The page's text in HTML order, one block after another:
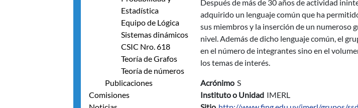
Estadística
Equipo de Lógica
Sistemas dinámicos
CSIC Nro. 618
Teoría de Grafos
Teoría de números
Publicaciones
Comisiones
Después de más de 30 años de actividad
adquirido un lenguaje común que ha
sus miembros y la inserción de un numeroso
nivel. Además de dicho lenguaje común, el
en el número de integrantes sino en el
los temas de interés.
Acrónimo S
Instituto o Unidad IMERL